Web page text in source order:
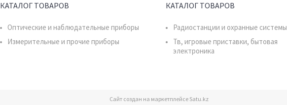
КАТАЛОГ ТОВАРОВ
Оптические и наблюдательные приборы
Измерительные и прочие приборы
КАТАЛОГ ТОВАРОВ
Радиостанции и охранные системы
Тв, игровые приставки, бытовая
электроника
Сайт создан на маркетплейсе Satu.kz